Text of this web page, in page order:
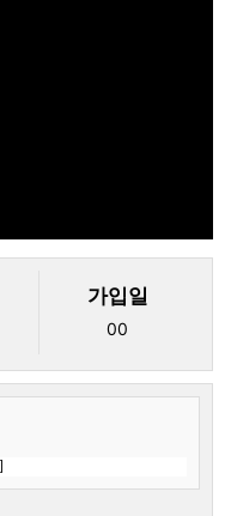
가입일
00